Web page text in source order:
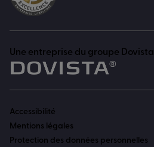
Une entreprise du groupe Dovista
Accessibilité
Mentions légales
Protection des données personnelles